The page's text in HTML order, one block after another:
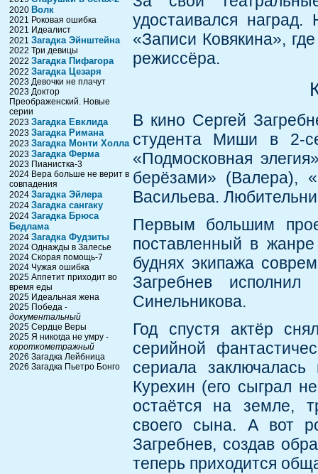
2020 Волк
2021 Роковая ошибка
2021 Идеалист
2021 Загадка Эйнштейна
2022 Три девицы
2022 Загадка Пифагора
2022 Загадка Цезаря
2023 Девочки не плачут
2023 Доктор
Преображенский. Новые
серии
2023 Загадка Евклида
2023 Загадка Римана
2023 Загадка Монти Холла
2023 Загадка Ферма
2023 Пианистка-3
2024 Вера больше не верит в
совпадения
2024 Загадка Эйлера
2024 Загадка сангаку
2024 Загадка Брюса
Бедлама
2024 Загадка Фудзиты
2024 Однажды в Залесье
2024 Скорая помощь-7
2024 Чужая ошибка
2025 Аппетит приходит во
время еды
2025 Идеальная жена
2025 Победа -
документальный
2025 Сердце Веры
2025 Я никогда не умру -
короткометражный
2026 Загадка Лейбница
2026 Загадка Пьетро Бонго
удостаивался
«Записи Ковякина»,
режиссёра.
В кино Сергей
студента Миши в 2-
«Подмосковная
берёзами» (Валера),
Васильева.
Первым большим
поставленный в
буднях экипажа
Загребнев
Синельникова.
Год спустя актёр
серийной
сериала
Курехин (его сыграл
остаётся на земле,
своего сына. А вот
Загребнев, создав
теперь приходится